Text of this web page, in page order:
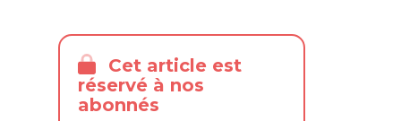
Cet article est
réservé à nos
abonnés